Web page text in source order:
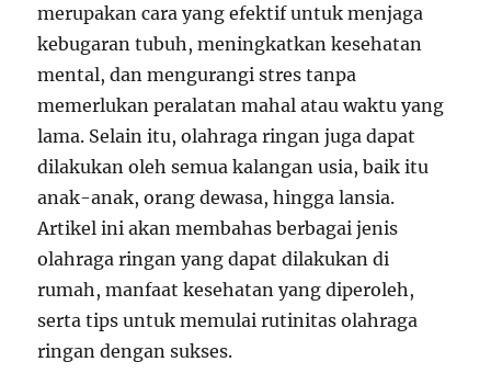
merupakan cara yang efektif untuk menjaga
kebugaran tubuh, meningkatkan kesehatan
mental, dan mengurangi stres tanpa
memerlukan peralatan mahal atau waktu yang
lama. Selain itu, olahraga ringan juga dapat
dilakukan oleh semua kalangan usia, baik itu
anak-anak, orang dewasa, hingga lansia.
Artikel ini akan membahas berbagai jenis
olahraga ringan yang dapat dilakukan di
rumah, manfaat kesehatan yang diperoleh,
serta tips untuk memulai rutinitas olahraga
ringan dengan sukses.